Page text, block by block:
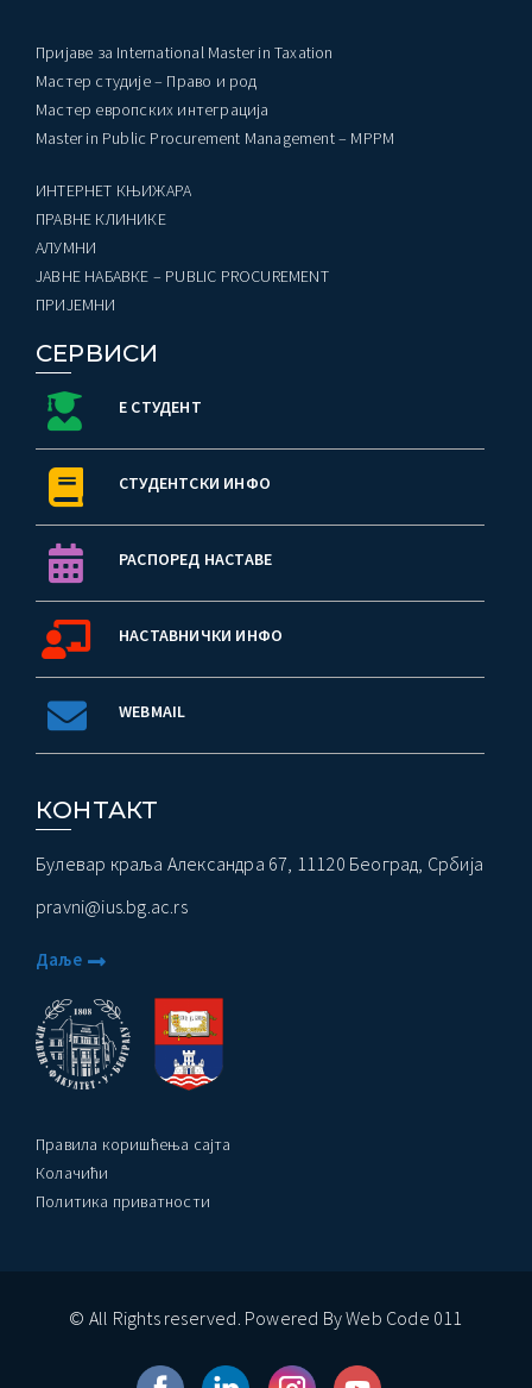
Пријаве за International Master in Taxation
Мастер студије – Право и род
Мастер европских интеграција
Master in Public Procurement Management – MPPM
ИНТЕРНЕТ КЊИЖАРА
ПРАВНЕ КЛИНИКЕ
AЛУМНИ
ЈАВНЕ НАБАВКЕ – PUBLIC PROCUREMENT
ПРИЈЕМНИ
СЕРВИСИ
Е СТУДЕНТ
СТУДЕНТСКИ ИНФО
РАСПОРЕД НАСТАВЕ
НАСТАВНИЧКИ ИНФО
WEBMAIL
КОНТАКТ
Булевар краља Александра 67, 11120 Београд, Србија
pravni@ius.bg.ac.rs
Даље
Правила коришћења сајта
Колачићи
Политика приватности
© All Rights reserved. Powered By Web Code 011